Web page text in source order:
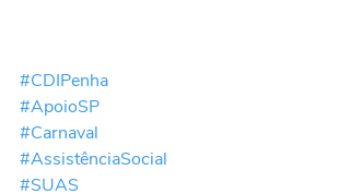
#CDIPenha
#ApoioSP
#Carnaval
#AssistênciaSocial
#SUAS